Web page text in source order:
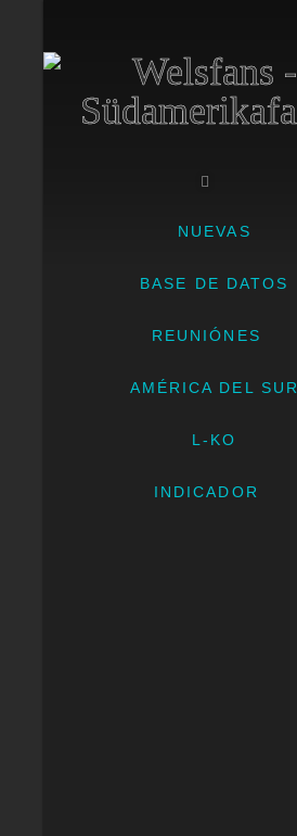
NUEVAS
BASE DE DATOS
REUNIÓNES
AMÉRICA DEL SUR
L-KO
INDICADOR